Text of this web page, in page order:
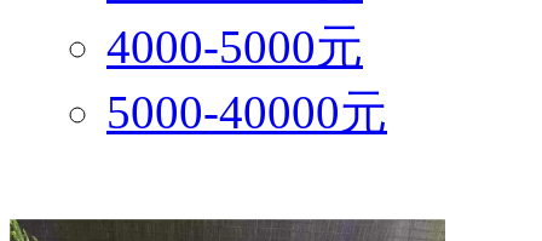
4000-5000元
5000-40000元